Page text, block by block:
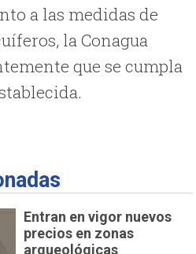
a las medidas de
la Conagua
que se cumpla
Entran en vigor nuevos
precios en zonas
arqueológicas